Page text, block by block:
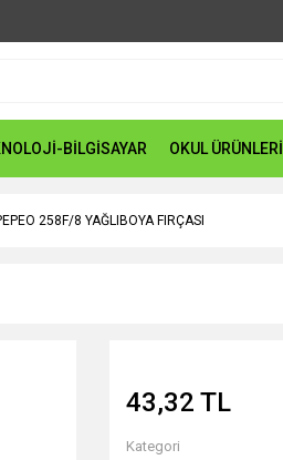
BİLGİSAYAR OKUL ÜRÜNLERİ
258F/8 YAĞLIBOYA FIRÇASI
43,32 TL
Kategori